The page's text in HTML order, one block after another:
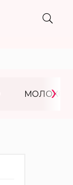
МОЛОКО
›